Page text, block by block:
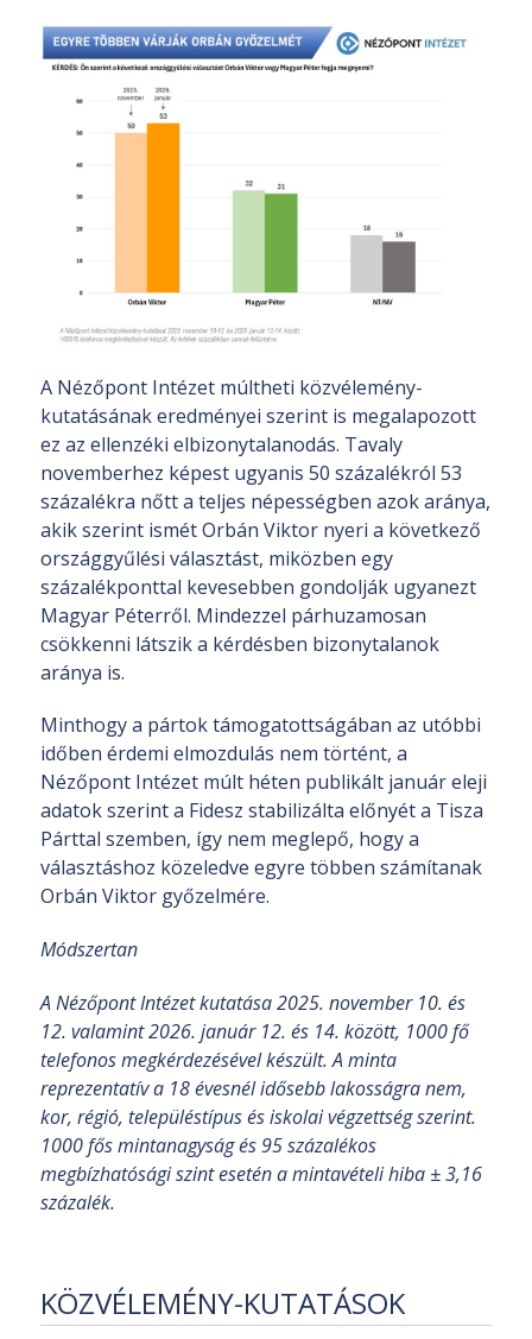
A Nézőpont Intézet múltheti közvélemény-
kutatásának eredményei szerint is megalapozott
ez az ellenzéki elbizonytalanodás. Tavaly
novemberhez képest ugyanis 50 százalékról 53
százalékra nőtt a teljes népességben azok aránya,
akik szerint ismét Orbán Viktor nyeri a következő
országgyűlési választást, miközben egy
százalékponttal kevesebben gondolják ugyanezt
Magyar Péterről. Mindezzel párhuzamosan
csökkenni látszik a kérdésben bizonytalanok
aránya is.
Minthogy a pártok támogatottságában az utóbbi
időben érdemi elmozdulás nem történt, a
Nézőpont Intézet múlt héten publikált január eleji
adatok szerint a Fidesz stabilizálta előnyét a Tisza
Párttal szemben, így nem meglepő, hogy a
választáshoz közeledve egyre többen számítanak
Orbán Viktor győzelmére.
Módszertan
A Nézőpont Intézet kutatása 2025. november 10. és
12. valamint 2026. január 12. és 14. között, 1000 fő
telefonos megkérdezésével készült. A minta
reprezentatív a 18 évesnél idősebb lakosságra nem,
kor, régió, településtípus és iskolai végzettség szerint.
1000 fős mintanagyság és 95 százalékos
megbízhatósági szint esetén a mintavételi hiba ± 3,16
százalék.
KÖZVÉLEMÉNY-KUTATÁSOK